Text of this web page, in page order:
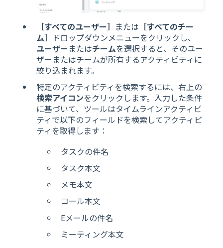
［すべてのユーザー］ または ［すべてのチー
ム］
ドロップダウンメニューをクリックし、
ユーザー またはチームを選択すると、そのユー
ザーまたはチームが所有するアクティビティに
絞り込まれます。
特定のアクティビティを検索するには、右上の
検索アイコンをクリックします。入力した条件
に基づいて、ツールはタイムラインアクティビ
ティで以下のフィールドを検索してアクティビ
ティを取得します：
タスクの件名
タスク本文
メモ本文
コール本文
Eメールの件名
ミーティング本文